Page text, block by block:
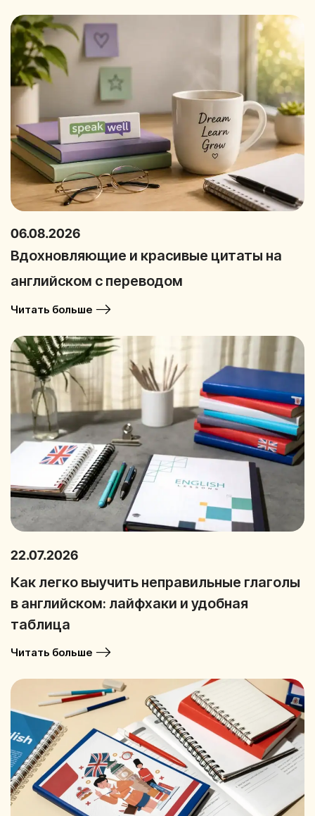
06.08.2026
Вдохновляющие и красивые цитаты на
английском с переводом
Читать больше
22.07.2026
Как легко выучить неправильные глаголы
в английском: лайфхаки и удобная
таблица
Читать больше